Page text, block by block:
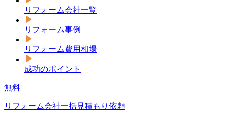
リフォーム会社一覧
リフォーム事例
リフォーム費用相場
成功のポイント
無料
リフォーム会社一括見積もり依頼